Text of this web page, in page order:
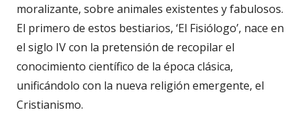
moralizante, sobre animales existentes y fabulosos.
El primero de estos bestiarios, ‘El Fisiólogo’, nace en
el siglo IV con la pretensión de recopilar el
conocimiento científico de la época clásica,
unificándolo con la nueva religión emergente, el
Cristianismo.